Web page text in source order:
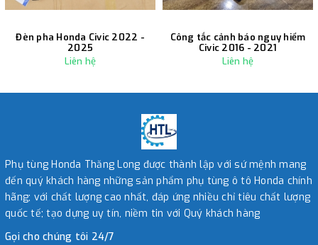
Đèn pha Honda Civic 2022 -
2025
Liên hệ
Công tắc cảnh báo nguy hiểm
Civic 2016 - 2021
Liên hệ
Phụ tùng Honda Thăng Long được thành lập với sứ mệnh mang
đến quý khách hàng những sản phẩm phụ tùng ô tô Honda chính
hãng; với chất lượng cao nhất, đáp ứng nhiều chỉ tiêu chất lượng
quốc tế; tạo dựng uy tín, niềm tin với Quý khách hàng
Gọi cho chúng tôi 24/7